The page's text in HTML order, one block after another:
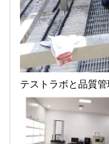
テストラボと品質